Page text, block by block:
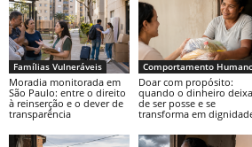
Famílias Vulneráveis
Moradia monitorada em
São Paulo: entre o direito
à reinserção e o dever de
transparência
Comportamento
Doar com propósito:
quando o dinheiro deixa
de ser posse e se
transforma em